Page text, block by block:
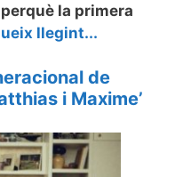
la primera
llegint...
de
i Maxime’